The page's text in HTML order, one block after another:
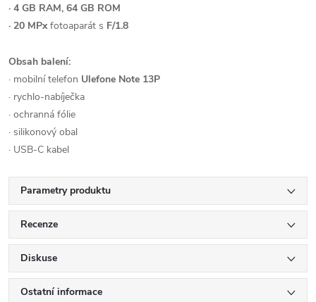
· 4 GB RAM, 64 GB ROM
· 20 MPxfotoaparát s F/1.8
Obsah balení:
· mobilní telefon Ulefone Note 13P
· rychlo-nabíječka
· ochranná fólie
· silikonový obal
· USB-C kabel
Parametry produktu
Recenze
Diskuse
Ostatní informace